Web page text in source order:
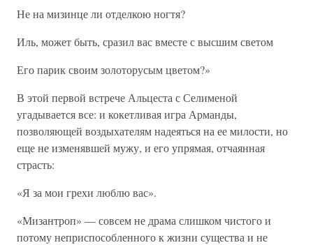
Не на мизинце ли отделкою ногтя?
Иль, может быть, сразил вас вместе с высшим светом
Его парик своим золоторусым цветом?»
В этой первой встрече Альцеста с Селименой
угадывается все: и кокетливая игра Арманды,
позволяющей воздыхателям надеяться на ее милости, но
еще не изменявшей мужу, и его упрямая, отчаянная
страсть:
«Я за мои грехи люблю вас».
«Мизантроп» — совсем не драма слишком чистого и
потому неприспособленного к жизни существа и не